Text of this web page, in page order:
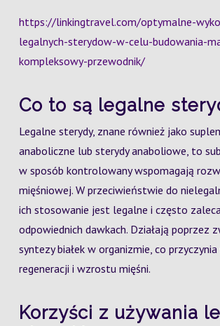
https://linkingtravel.com/optymalne-
legalnych-sterydow-w-celu-budowania-
kompleksowy-przewodnik/
Co to są legalne
Legalne sterydy, znane również jako
anaboliczne lub sterydy anaboliowe, to
w sposób kontrolowany wspomagają
mięśniowej. W przeciwieństwie do
ich stosowanie jest legalne i często
odpowiednich dawkach. Działają poprzez
syntezy białek w organizmie, co
regeneracji i wzrostu mięśni.
Korzyści z używania